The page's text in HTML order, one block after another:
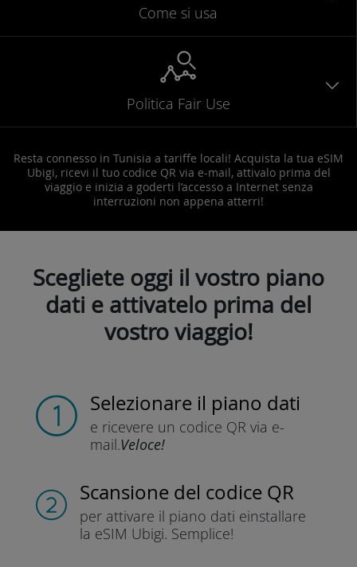
Come si usa
Politica Fair Use
Resta connesso in Tunisia a tariffe locali! Acquista la tua eSIM
Ubigi, ricevi il tuo codice QR via e-mail, attivalo prima del
viaggio e inizia a goderti l’accesso a Internet senza
interruzioni non appena atterri!
Scegliete oggi il vostro piano
dati e attivatelo prima del
vostro viaggio!
Selezionare il piano dati
e ricevere un codice QR via e-
mail.Veloce!
Scansione del codice QR
per attivare il piano dati einstallare
la eSIM Ubigi. Semplice!